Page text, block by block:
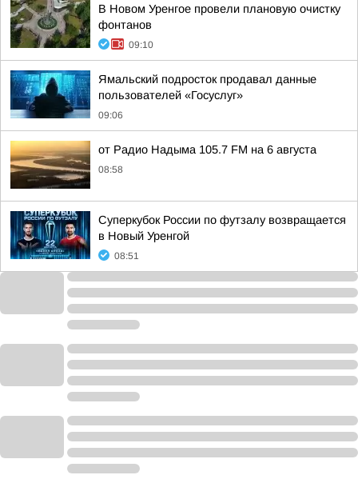
В Новом Уренгое провели плановую очистку
фонтанов
09:10
Ямальский подросток продавал данные
пользователей «Госуслуг»
09:06
от Радио Надыма 105.7 FM на 6 августа
08:58
Суперкубок России по футзалу возвращается
в Новый Уренгой
08:51